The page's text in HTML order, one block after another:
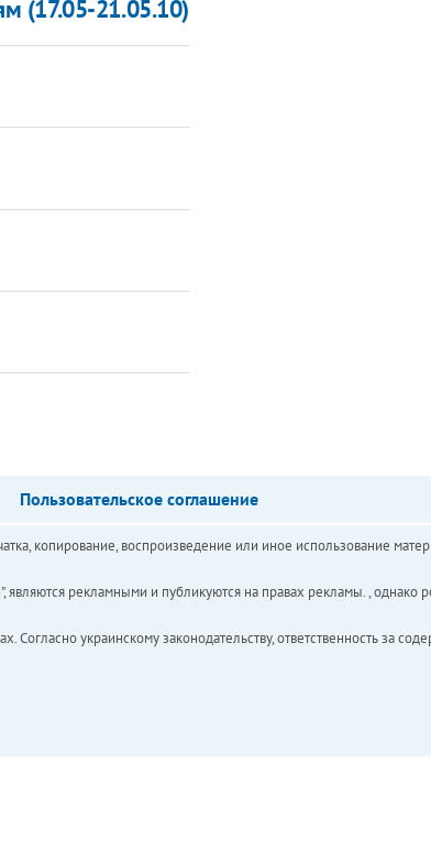
(17.05-21.05.10)
Пользовательское соглашение
копирование, воспроизведение или иное использование
рекламными и публикуются на правах рекламы. , однако
украинскому законодательству, ответственность за